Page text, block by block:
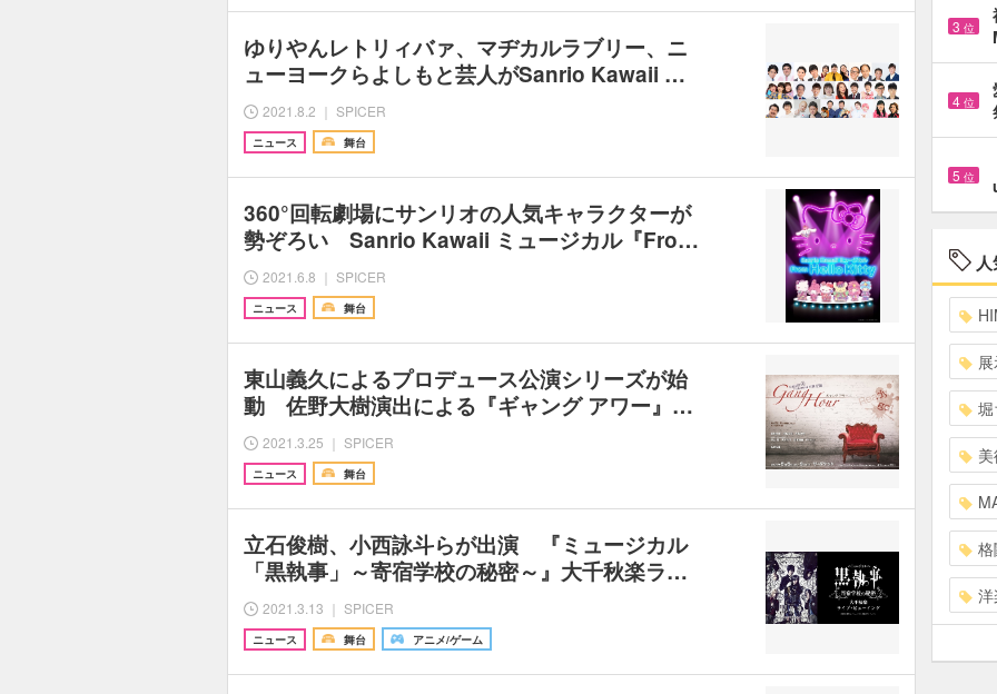
ゆりやんレトリィバァ、マヂカルラブリー、ニ
ューヨークらよしもと芸人がSanrio Kawaii …
2021.8.2 ｜ SPICER
ニュース 舞台
360°回転劇場にサンリオの人気キャラクターが
勢ぞろい Sanrio Kawaii ミュージカル『Fro…
2021.6.8 ｜ SPICER
ニュース 舞台
東山義久によるプロデュース公演シリーズが始
動 佐野大樹演出による『ギャング アワー』…
2021.3.25 ｜ SPICER
ニュース 舞台
立石俊樹、小西詠斗らが出演 『ミュージカル
「黒執事」～寄宿学校の秘密～』大千秋楽ラ…
2021.3.13 ｜ SPICER
ニュース 舞台 アニメ/ゲーム
3 位
4 位
5 位